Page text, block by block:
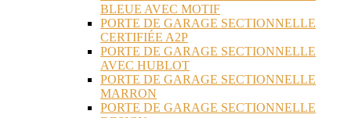
BLEUE AVEC MOTIF
PORTE DE GARAGE SECTIONNELLE
CERTIFIÉE A2P
PORTE DE GARAGE SECTIONNELLE
AVEC HUBLOT
PORTE DE GARAGE SECTIONNELLE
MARRON
PORTE DE GARAGE SECTIONNELLE